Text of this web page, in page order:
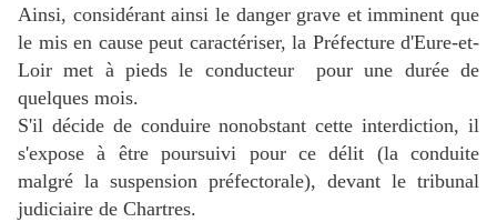
Ainsi, considérant ainsi le danger grave et imminent que
le mis en cause peut caractériser, la Préfecture d'Eure-et-
Loir met à pieds le conducteur pour une durée de
quelques mois.
S'il décide de conduire nonobstant cette interdiction, il
s'expose à être poursuivi pour ce délit (la conduite
malgré la suspension préfectorale), devant le tribunal
judiciaire de Chartres.